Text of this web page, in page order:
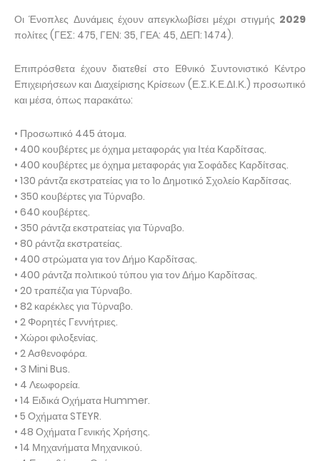
Οι Ένοπλες Δυνάμεις έχουν απεγκλωβίσει μέχρι στιγμής 2029
πολίτες (ΓΕΣ: 475, ΓΕΝ: 35, ΓΕΑ: 45, ΔΕΠ: 1474).
Επιπρόσθετα έχουν διατεθεί στο Εθνικό Συντονιστικό Κέντρο
Επιχειρήσεων και Διαχείρισης Κρίσεων (Ε.Σ.Κ.Ε.ΔΙ.Κ.) προσωπικό
και μέσα, όπως παρακάτω:
• Προσωπικό 445 άτομα.
• 400 κουβέρτες με όχημα μεταφοράς για Ιτέα Καρδίτσας.
• 400 κουβέρτες με όχημα μεταφοράς για Σοφάδες Καρδίτσας.
• 130 ράντζα εκστρατείας για το 1ο Δημοτικό Σχολείο Καρδίτσας.
• 350 κουβέρτες για Τύρναβο.
• 640 κουβέρτες.
• 350 ράντζα εκστρατείας για Τύρναβο.
• 80 ράντζα εκστρατείας.
• 400 στρώματα για τον Δήμο Καρδίτσας.
• 400 ράντζα πολιτικού τύπου για τον Δήμο Καρδίτσας.
• 20 τραπέζια για Τύρναβο.
• 82 καρέκλες για Τύρναβο.
• 2 Φορητές Γεννήτριες.
• Χώροι φιλοξενίας.
• 2 Ασθενοφόρα.
• 3 Mini Bus.
• 4 Λεωφορεία.
• 14 Ειδικά Οχήματα Hummer.
• 5 Οχήματα STEYR.
• 48 Οχήματα Γενικής Χρήσης.
• 14 Μηχανήματα Μηχανικού.